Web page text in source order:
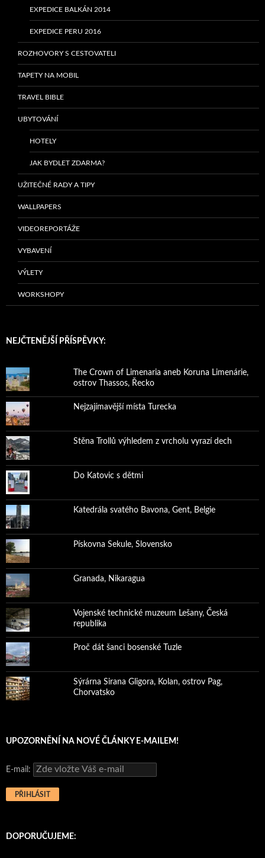
EXPEDICE BALKÁN 2014
EXPEDICE PERU 2016
ROZHOVORY S CESTOVATELI
TAPETY NA MOBIL
TRAVEL BIBLE
UBYTOVÁNÍ
HOTELY
JAK BYDLET ZDARMA?
UŽITEČNÉ RADY A TIPY
WALLPAPERS
VIDEOREPORTÁŽE
VYBAVENÍ
VÝLETY
WORKSHOPY
NEJČTENĚJŠÍ PŘÍSPĚVKY:
The Crown of Limenaria aneb Koruna Limenárie,
ostrov Thassos, Řecko
Nejzajímavější místa Turecka
Stěna Trollů výhledem z vrcholu vyrazí dech
Do Katovic s dětmi
Katedrála svatého Bavona, Gent, Belgie
Pískovna Sekule, Slovensko
Granada, Nikaragua
Vojenské technické muzeum Lešany, Česká
republika
Proč dát šanci bosenské Tuzle
Sýrárna Sirana Gligora, Kolan, ostrov Pag,
Chorvatsko
UPOZORNĚNÍ NA NOVÉ ČLÁNKY E-MAILEM!
E-mail:
DOPORUČUJEME: